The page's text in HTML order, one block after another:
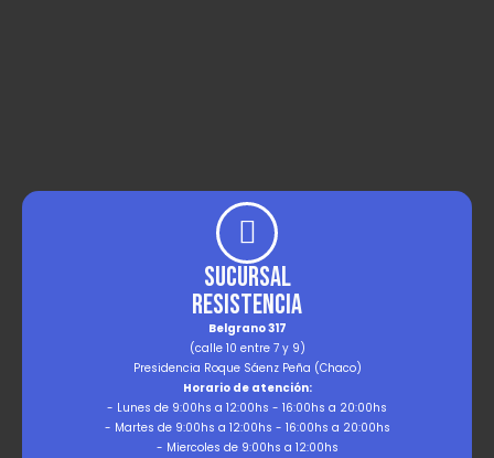
Sucursal
Resistencia
Belgrano 317
(calle 10 entre 7 y 9)
Presidencia Roque Sáenz Peña (Chaco)
Horario de atención:
- Lunes de 9:00hs a 12:00hs - 16:00hs a 20:00hs
- Martes de 9:00hs a 12:00hs - 16:00hs a 20:00hs
- Miercoles de 9:00hs a 12:00hs